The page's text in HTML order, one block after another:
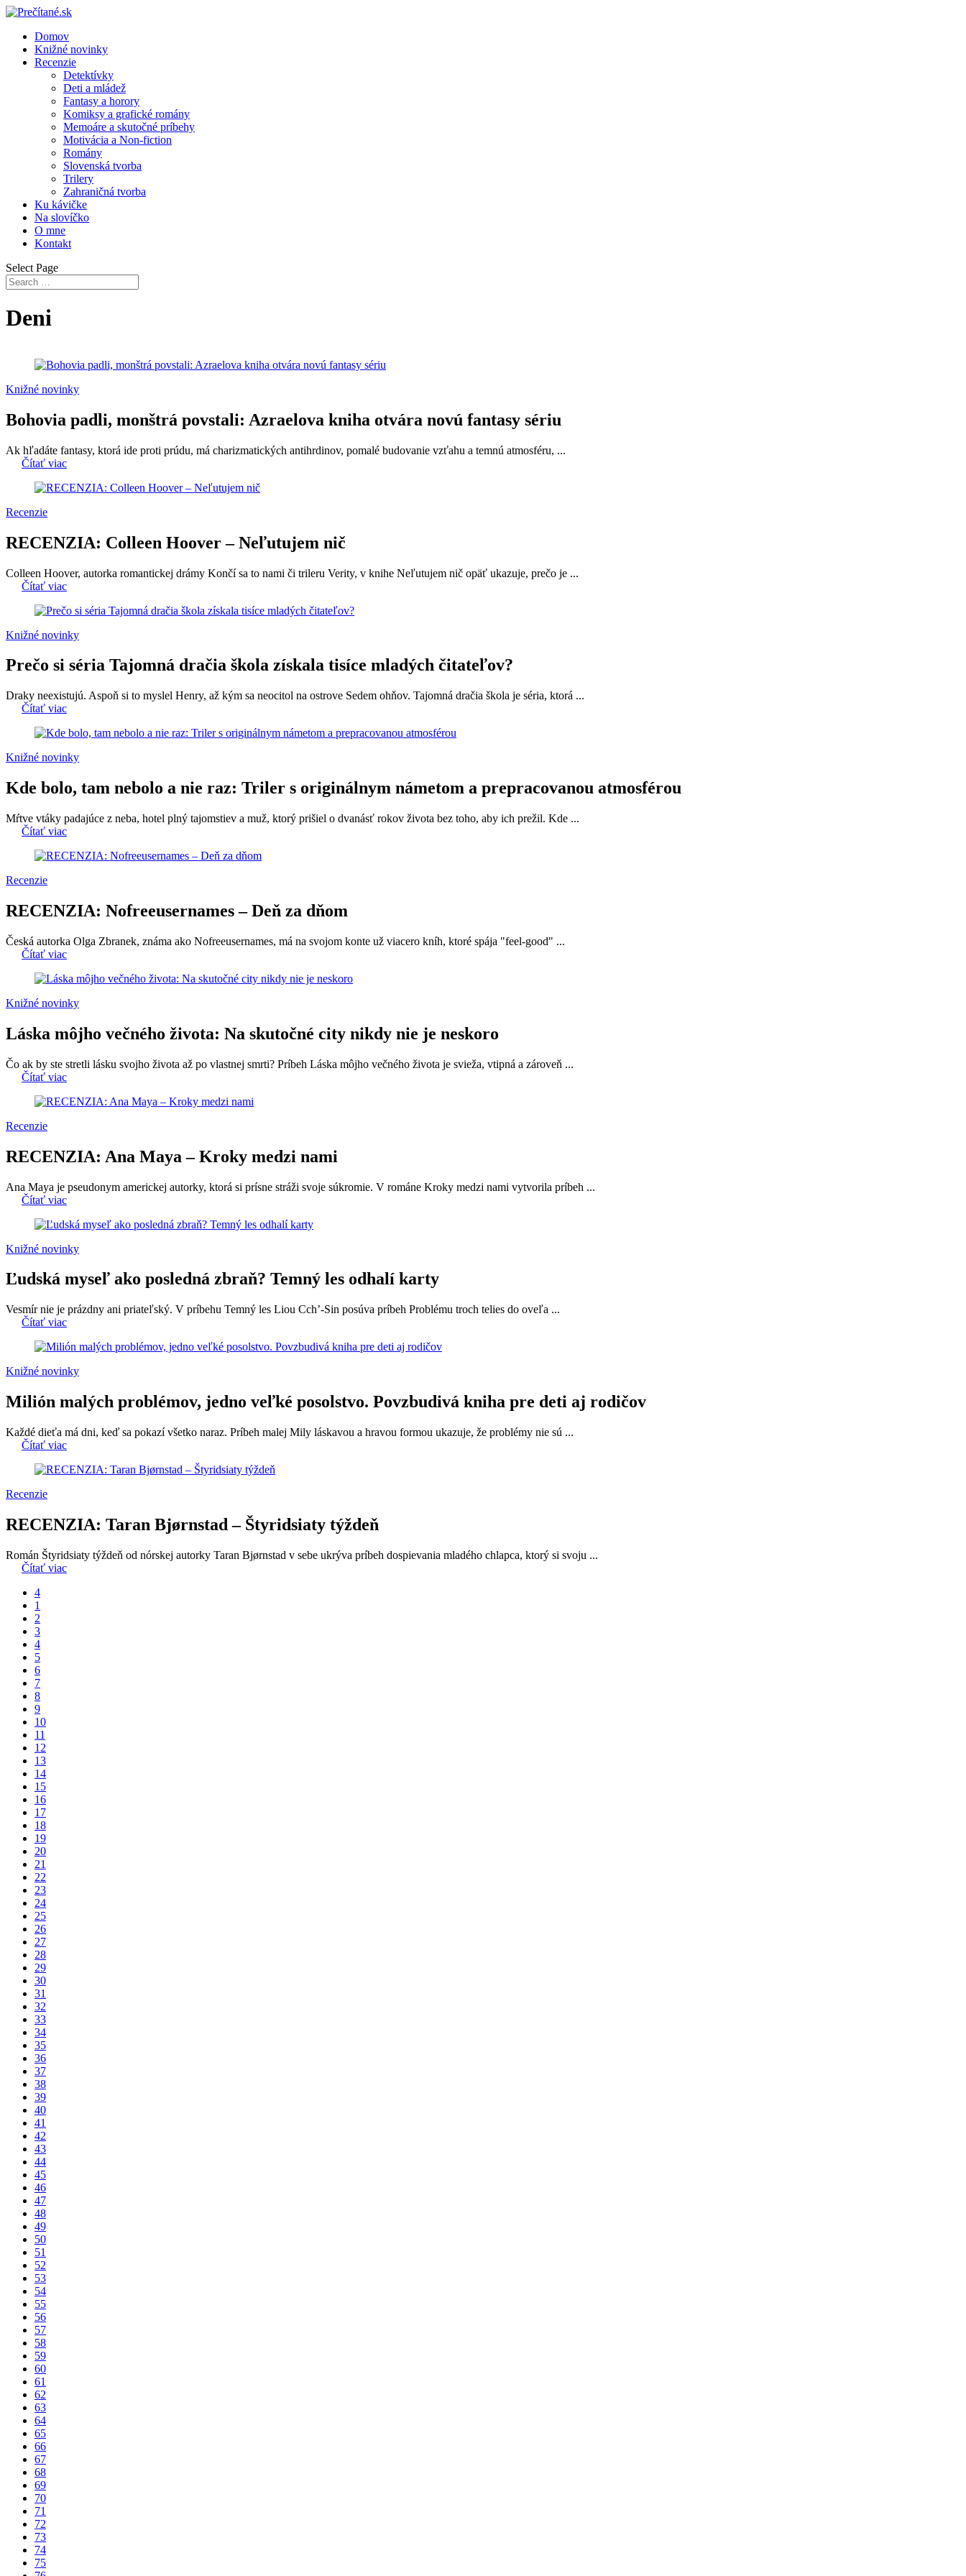
Domov
Knižné novinky
Recenzie
Detektívky
Deti a mládež
Fantasy a horory
Komiksy a grafické romány
Memoáre a skutočné príbehy
Motivácia a Non-fiction
Romány
Slovenská tvorba
Trilery
Zahraničná tvorba
Ku kávičke
Na slovíčko
O mne
Kontakt
Select Page
Deni
Knižné novinky
Bohovia padli, monštrá povstali: Azraelova kniha otvára novú fantasy sériu
Ak hľadáte fantasy, ktorá ide proti prúdu, má charizmatických antihrdinov, pomalé budovanie vzťahu a temnú atmosféru, ...
Čítať viac
Recenzie
RECENZIA: Colleen Hoover – Neľutujem nič
Colleen Hoover, autorka romantickej drámy Končí sa to nami či trileru Verity, v knihe Neľutujem nič opäť ukazuje, prečo je ...
Čítať viac
Knižné novinky
Prečo si séria Tajomná dračia škola získala tisíce mladých čitateľov?
Draky neexistujú. Aspoň si to myslel Henry, až kým sa neocitol na ostrove Sedem ohňov. Tajomná dračia škola je séria, ktorá ...
Čítať viac
Knižné novinky
Kde bolo, tam nebolo a nie raz: Triler s originálnym námetom a prepracovanou atmosférou
Mŕtve vtáky padajúce z neba, hotel plný tajomstiev a muž, ktorý prišiel o dvanásť rokov života bez toho, aby ich prežil. Kde ...
Čítať viac
Recenzie
RECENZIA: Nofreeusernames – Deň za dňom
Česká autorka Olga Zbranek, známa ako Nofreeusernames, má na svojom konte už viacero kníh, ktoré spája "feel-good" ...
Čítať viac
Knižné novinky
Láska môjho večného života: Na skutočné city nikdy nie je neskoro
Čo ak by ste stretli lásku svojho života až po vlastnej smrti? Príbeh Láska môjho večného života je svieža, vtipná a zároveň ...
Čítať viac
Recenzie
RECENZIA: Ana Maya – Kroky medzi nami
Ana Maya je pseudonym americkej autorky, ktorá si prísne stráži svoje súkromie. V románe Kroky medzi nami vytvorila príbeh ...
Čítať viac
Knižné novinky
Ľudská myseľ ako posledná zbraň? Temný les odhalí karty
Vesmír nie je prázdny ani priateľský. V príbehu Temný les Liou Cch’-Sin posúva príbeh Problému troch telies do oveľa ...
Čítať viac
Knižné novinky
Milión malých problémov, jedno veľké posolstvo. Povzbudivá kniha pre deti aj rodičov
Každé dieťa má dni, keď sa pokazí všetko naraz. Príbeh malej Mily láskavou a hravou formou ukazuje, že problémy nie sú ...
Čítať viac
Recenzie
RECENZIA: Taran Bjørnstad – Štyridsiaty týždeň
Román Štyridsiaty týždeň od nórskej autorky Taran Bjørnstad v sebe ukrýva príbeh dospievania mladého chlapca, ktorý si svoju ...
Čítať viac
4
1
2
3
4
5
6
7
8
9
10
11
12
13
14
15
16
17
18
19
20
21
22
23
24
25
26
27
28
29
30
31
32
33
34
35
36
37
38
39
40
41
42
43
44
45
46
47
48
49
50
51
52
53
54
55
56
57
58
59
60
61
62
63
64
65
66
67
68
69
70
71
72
73
74
75